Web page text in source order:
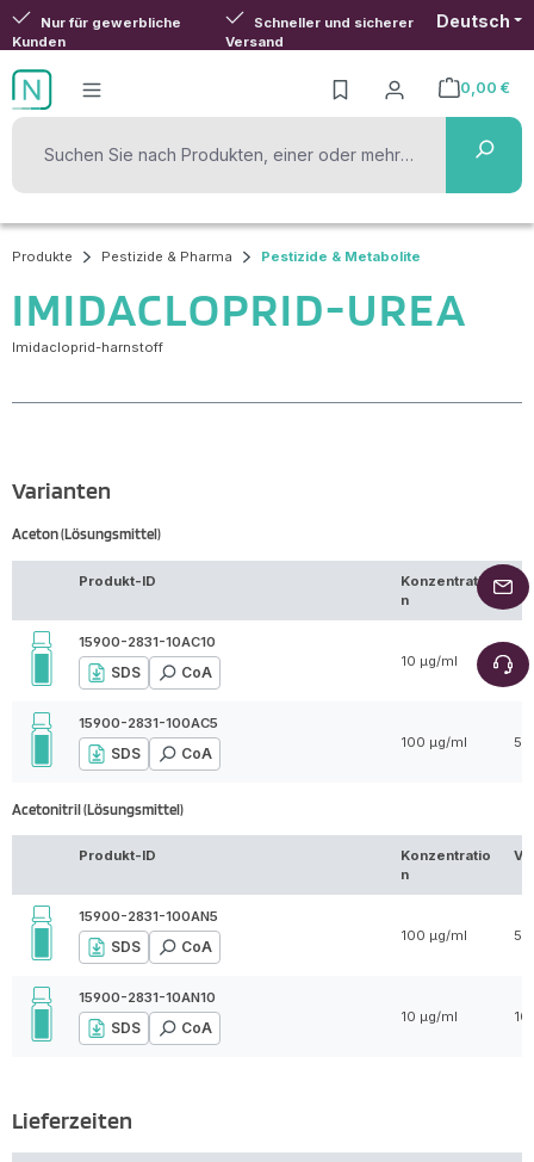
Zum Hauptinhalt springen
Nur für gewerbliche
Kunden
Schneller und sicherer
Versand
Deutsch
0,00 €
Warenkorb
Produkte Pestizide & Pharma Pestizide & Metabolite
IMIDACLOPRID-UREA
Imidacloprid-harnstoff
Varianten
Aceton (Lösungsmittel)
Produkt-ID
Konzentratio
n
15900-2831-10AC10
SDS CoA
10 µg/ml
15900-2831-100AC5
SDS CoA
100 µg/ml 5
Acetonitril (Lösungsmittel)
Produkt-ID
Konzentratio
n
15900-2831-100AN5
SDS CoA
100 µg/ml 5
15900-2831-10AN10
SDS CoA
10 µg/ml 10
Lieferzeiten